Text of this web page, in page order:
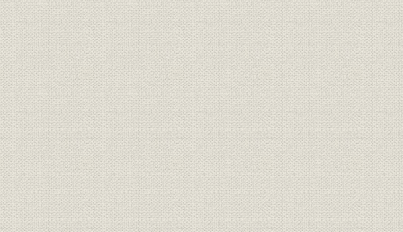
第5節 鉱山部門の概要
第4章 株式会社日本製鋼所及び3社組合時代
第1節 第1次大戦後の反動不況
第2節 北海道製鉄株式会社と日本製鋼所との合併
第3節 日本製鋼所直営下の一貫作業実態
第4節 組合経営による事業の合理化
第5節 副産物工場の整備